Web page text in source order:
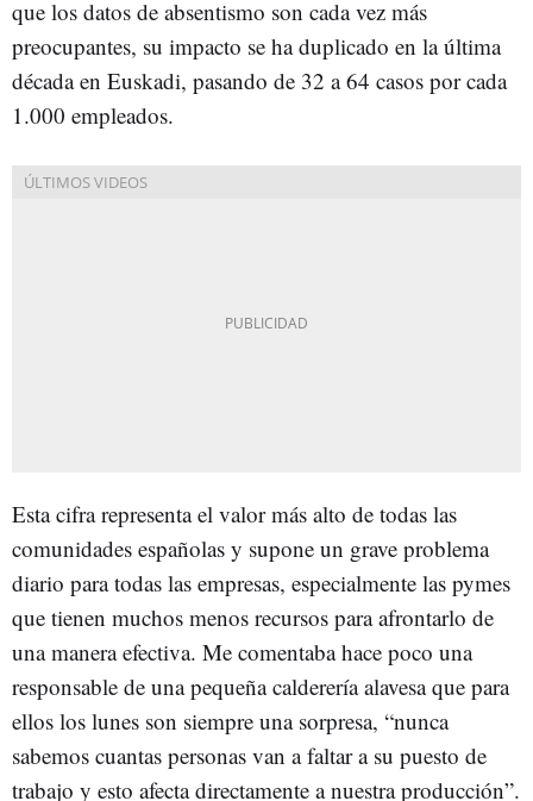
que los datos de absentismo son cada vez más
preocupantes, su impacto se ha duplicado en la última
década en Euskadi, pasando de 32 a 64 casos por cada
1.000 empleados.
Esta cifra representa el valor más alto de todas las
comunidades españolas y supone un grave problema
diario para todas las empresas, especialmente las pymes
que tienen muchos menos recursos para afrontarlo de
una manera efectiva. Me comentaba hace poco una
responsable de una pequeña calderería alavesa que para
ellos los lunes son siempre una sorpresa, “nunca
sabemos cuantas personas van a faltar a su puesto de
trabajo y esto afecta directamente a nuestra producción”.